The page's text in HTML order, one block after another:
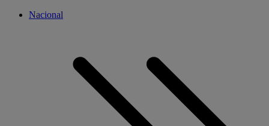
Nacional